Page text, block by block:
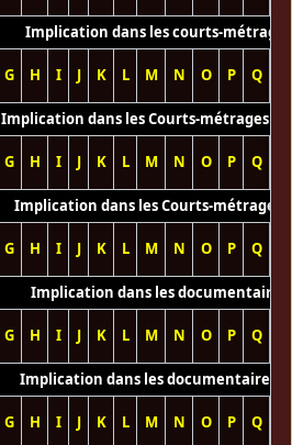
Implication dans les courts-métrages
G H I J K L M N O P Q
Implication dans les Courts-métrages
G H I J K L M N O P Q
Implication dans les Courts-métrages
G H I J K L M N O P Q
Implication dans les documentaires
G H I J K L M N O P Q
Implication dans les documentaires
G H I J K L M N O P Q